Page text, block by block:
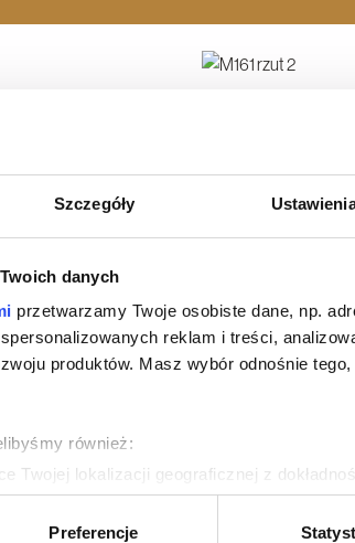
Szczegóły
danych
przetwarzamy Twoje osobiste dane, np.
reklam i treści,
produktów. Masz wybór odnośnie
również:
Twojej lokalizacji geograficznej z
aktywnie analizując
Preferencje